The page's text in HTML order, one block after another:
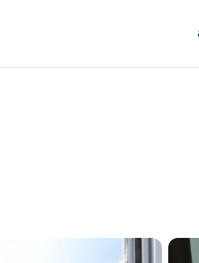
เลือกยูนิตเพื่อเปรียบ
เลือกได้สูงสุด 3 รายการ